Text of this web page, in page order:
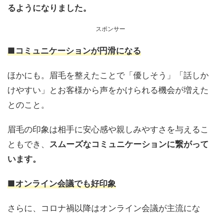
るようになりました。
スポンサー
■コミュニケーションが円滑になる
ほかにも。眉毛を整えたことで「優しそう」「話しか
けやすい」とお客様から声をかけられる機会が増えた
とのこと。
眉毛の印象は相手に安心感や親しみやすさを与えるこ
ともでき、 スムーズなコミュニケーションに繋がって
います。
■オンライン会議でも好印象
さらに、コロナ禍以降はオンライン会議が主流にな